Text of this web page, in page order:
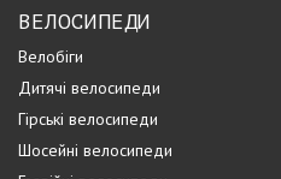
ВЕЛОСИПЕДИ
Велобіги
Дитячі велосипеди
Гірські велосипеди
Шосейні велосипеди